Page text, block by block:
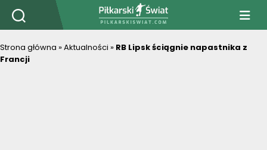
PiłkarskiSwiat.com
Strona główna »Aktualności » RB Lipsk ściągnie napastnika z
Francji